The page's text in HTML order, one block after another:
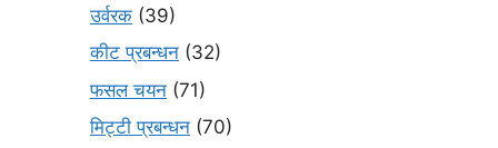
उर्वरक (39)
कीट प्रबन्धन (32)
फसल चयन (71)
मि‌ट्टी प्रबन्धन (70)